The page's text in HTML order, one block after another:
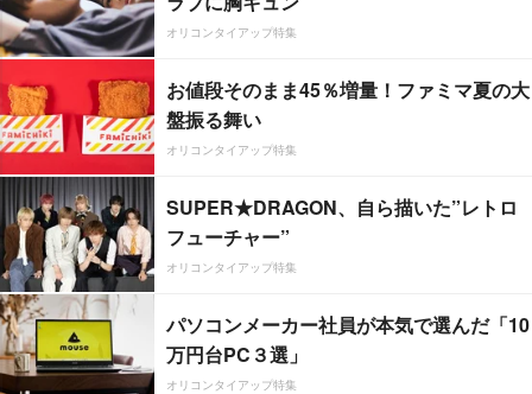
オリコンタイアップ特集
お値段そのまま45％増量！ファミマ夏の大
盤振る舞い
オリコンタイアップ特集
SUPER★DRAGON、自ら描いた”レトロ
フューチャー”
オリコンタイアップ特集
パソコンメーカー社員が本気で選んだ「10
万円台PC３選」
オリコンタイアップ特集